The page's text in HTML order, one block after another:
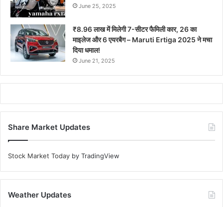
June 25, 2025
₹8.96 लाख में मिलेगी 7-सीटर फैमिली कार, 26 का
माइलेज और 6 एयरबैग – Maruti Ertiga 2025 ने मचा
दिया धमाल!
June 21, 2025
Share Market Updates
Stock Market Today by TradingView
Weather Updates